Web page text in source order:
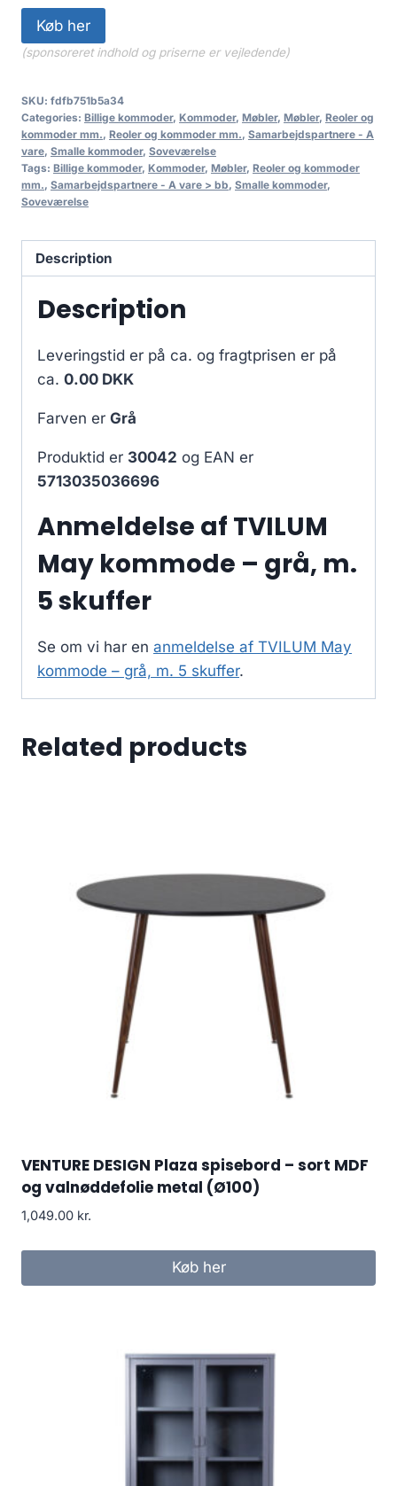
Køb her
(sponsoreret indhold og priserne er vejledende)
SKU: fdfb751b5a34
Categories: Billige kommoder, Kommoder, Møbler, Møbler, Reoler og
kommoder mm., Reoler og kommoder mm., Samarbejdspartnere - A
vare, Smalle kommoder, Soveværelse
Tags: Billige kommoder, Kommoder, Møbler, Reoler og kommoder
mm., Samarbejdspartnere - A vare > bb, Smalle kommoder,
Soveværelse
Description
Description
Leveringstid er på ca. og fragtprisen er på
ca. 0.00 DKK
Farven er Grå
Produktid er 30042 og EAN er
5713035036696
Anmeldelse af TVILUM
May kommode – grå, m.
5 skuffer
Se om vi har en anmeldelse af TVILUM May
kommode – grå, m. 5 skuffer.
Related products
VENTURE DESIGN Plaza spisebord – sort MDF
og valnøddefolie metal (Ø100)
1,049.00 kr.
Køb her